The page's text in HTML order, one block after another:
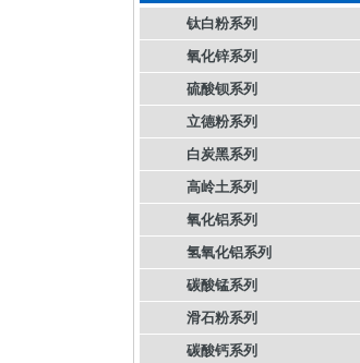
钛白粉系列
氧化锌系列
硫酸钡系列
立德粉系列
白炭黑系列
高岭土系列
氧化铝系列
氢氧化铝系列
碳酸锰系列
滑石粉系列
碳酸钙系列